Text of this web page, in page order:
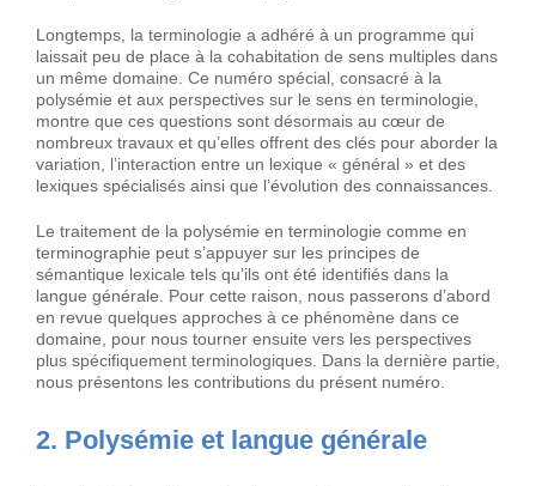
Longtemps, la terminologie a adhéré à un programme qui
laissait peu de place à la cohabitation de sens multiples dans
un même domaine. Ce numéro spécial, consacré à la
polysémie et aux perspectives sur le sens en terminologie,
montre que ces questions sont désormais au cœur de
nombreux travaux et qu’elles offrent des clés pour aborder la
variation, l’interaction entre un lexique « général » et des
lexiques spécialisés ainsi que l’évolution des connaissances.
Le traitement de la polysémie en terminologie comme en
terminographie peut s’appuyer sur les principes de
sémantique lexicale tels qu’ils ont été identifiés dans la
langue générale. Pour cette raison, nous passerons d’abord
en revue quelques approches à ce phénomène dans ce
domaine, pour nous tourner ensuite vers les perspectives
plus spécifiquement terminologiques. Dans la dernière partie,
nous présentons les contributions du présent numéro.
2. Polysémie et langue générale